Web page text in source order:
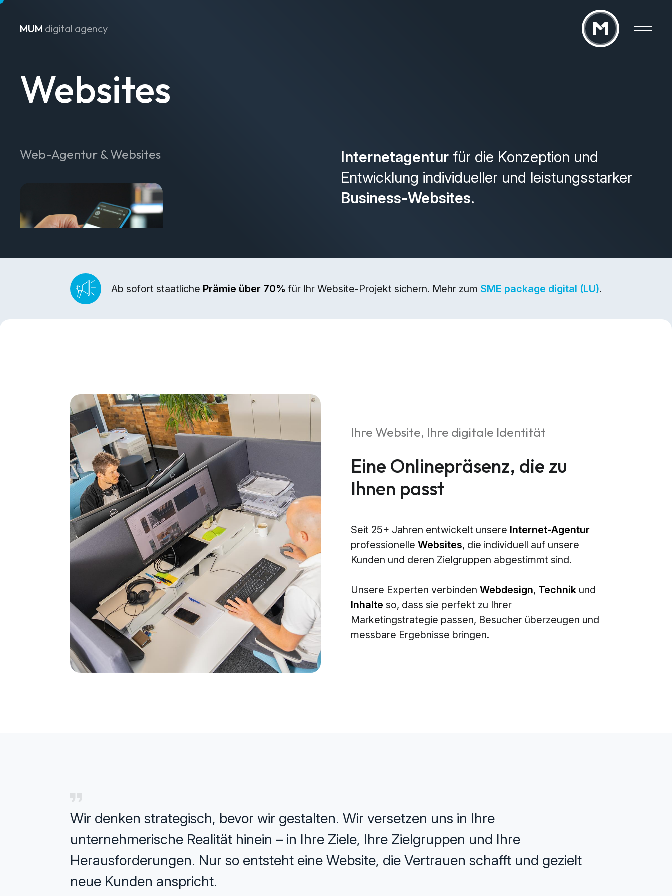
Zum Inhalt springen
MUM digital agency
Websites
Web-Agentur & Websites Internetagenturfür die Konzeption und
Entwicklung individueller und leistungsstarker
Business-Websites.
Ab sofort staatliche Prämie über 70% für Ihr Website-Projekt sichern. Mehr zum SME package digital (LU).
Ihre Website, Ihre digitale Identität
Eine Onlinepräsenz, die zu
Ihnen passt
Seit 25+ Jahren entwickelt unsere Internet-Agentur
professionelle Websites, die individuell auf unsere
Kunden und deren Zielgruppen abgestimmt sind.
Unsere Experten verbinden Webdesign, Technik und
Inhalte so, dass sie perfekt zu Ihrer
Marketingstrategie passen, Besucher überzeugen und
messbare Ergebnisse bringen.
Wir denken strategisch, bevor wir gestalten. Wir versetzen uns in Ihre
unternehmerische Realität hinein – in Ihre Ziele, Ihre Zielgruppen und Ihre
Herausforderungen. Nur so entsteht eine Website, die Vertrauen schafft und gezielt
neue Kunden anspricht.